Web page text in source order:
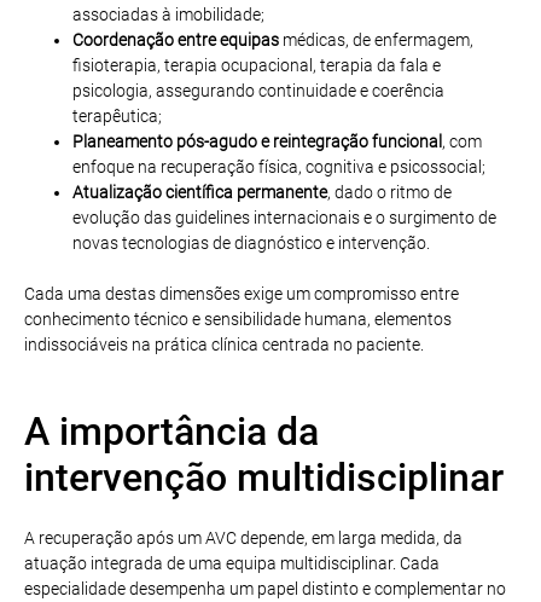
associadas à imobilidade;
Coordenação entre equipas médicas, de enfermagem,
fisioterapia, terapia ocupacional, terapia da fala e
psicologia, assegurando continuidade e coerência
terapêutica;
Planeamento pós-agudo e reintegração funcional , com
enfoque na recuperação física, cognitiva e psicossocial;
Atualização científica permanente, dado o ritmo de
evolução das guidelines internacionais e o surgimento de
novas tecnologias de diagnóstico e intervenção.
Cada uma destas dimensões exige um compromisso entre
conhecimento técnico e sensibilidade humana, elementos
indissociáveis na prática clínica centrada no paciente.
A importância da
intervenção multidisciplinar
A recuperação após um AVC depende, em larga medida, da
atuação integrada de uma equipa multidisciplinar. Cada
especialidade desempenha um papel distinto e complementar no